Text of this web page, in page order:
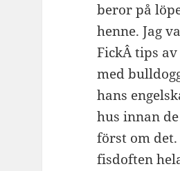
beror på
henne. Jag
FickÂ tips
med
hans
hus innan
först om
fisdoften